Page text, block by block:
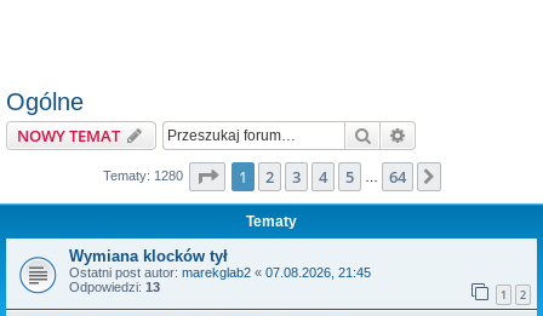
Ogólne
NOWY TEMAT Szukaj
Tematy: 1280 Strona1 z64
1 2 3 4 5 64
Tematy
Wymiana klocków tył
Ostatni post autor: marekglab2 « 07.08.2026, 21:45
Odpowiedzi: 13 1 2